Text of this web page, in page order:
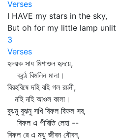
Verses
I HAVE my stars in the sky,
But oh for my little lamp unlit
3
Verses
হৃদয়ক সাধ মিশাওল হৃদয়ে,
কন্ঠে বিমলিন মালা।
বিরহবিষে দহি বহি গল রয়নী,
নহি নহি আওল কালা।
বুঝনু বুঝনু সখি বিফল বিফল সব,
বিফল এ পীরিতি লেহা --
বিফল রে এ মঝু জীবন যৌবন,